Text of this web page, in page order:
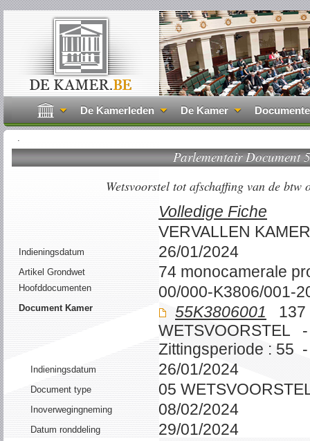
De Kamerleden De Kamer
.
Parlementair Document
Wetsvoorstel tot afschaffing van de btw
Volledige Fiche
VERVALLEN KAMER
Indieningsdatum 26/01/2024
Artikel Grondwet 74 monocamerale
Hoofddocumenten 00/000-K3806/001-
Document Kamer 55K3806001 137
WETSVOORSTEL
Zittingsperiode : 55
Indieningsdatum 26/01/2024
Document type 05
Inoverwegingneming 08/02/2024
Datum ronddeling 29/01/2024